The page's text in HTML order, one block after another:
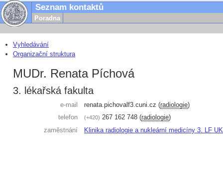
Seznam kontaktů
Poradna
Vyhledávání
Organizační struktura
MUDr. Renata Píchová
3. lékařská fakulta
e-mail renata.pichovalf3.cuni.cz (radiologie)
telefon
+420 267 162 748 (radiologie)
zaměstnání
Klinika radiologie a nukleární medicíny 3. LF